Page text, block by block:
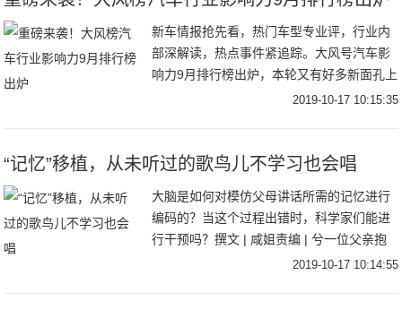
新车情报抢先看，热门车型专业评，行业内
部深解读，热点事件紧追踪。大风号汽车影
响力9月排行榜出炉，本轮又有好多新面孔上
榜喔！快来加入，极先锋带你上高速！恭喜
2019-10-17 10:15:35
“记忆”移植，从未听过的歌鸟儿不学习也会唱
大脑是如何对模仿父母讲话所需的记忆进行
编码的？当这个过程出错时，科学家们能进
行干预吗？撰文 | 咸姐责编 | 兮一位父亲抱
着他刚出生的宝宝，他们的脸只有几英寸的
2019-10-17 10:14:55